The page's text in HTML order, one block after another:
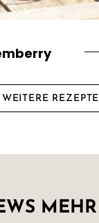
WEITERE REZEPTE
MEHR